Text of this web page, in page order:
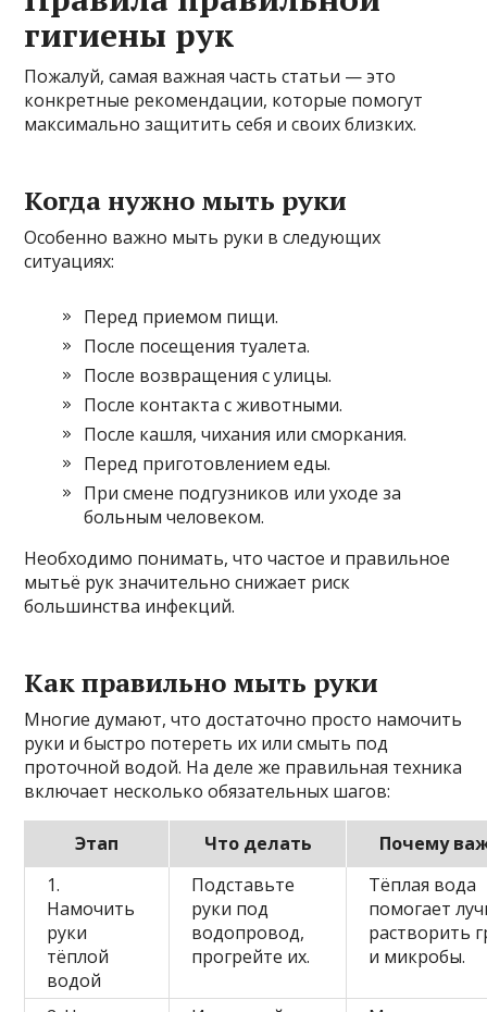
гигиены рук
Пожалуй, самая важная часть статьи — это
конкретные рекомендации, которые помогут
максимально защитить себя и своих близких.
Когда нужно мыть руки
Особенно важно мыть руки в следующих
ситуациях:
Перед приемом пищи.
После посещения туалета.
После возвращения с улицы.
После контакта с животными.
После кашля, чихания или сморкания.
Перед приготовлением еды.
При смене подгузников или уходе за
больным человеком.
Необходимо понимать, что частое и правильное
мытьё рук значительно снижает риск
большинства инфекций.
Как правильно мыть руки
Многие думают, что достаточно просто намочить
руки и быстро потереть их или смыть под
проточной водой. На деле же правильная техника
включает несколько обязательных шагов:
Этап Что делать
Почему
1.
Намочить
руки
тёплой
водой
Подставьте
руки под
водопровод,
прогрейте их.
Тёплая вода
помогает
растворить
и микробы.